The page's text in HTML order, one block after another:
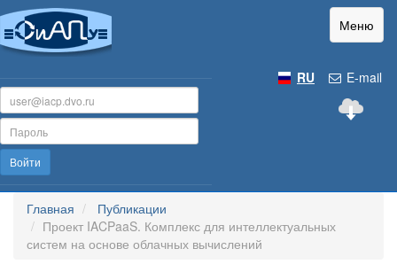
Меню
E-mail
RU
Войти
Главная
Публикации
Проект IACPaaS. Комплекс для интеллектуальных
систем на основе облачных вычислений